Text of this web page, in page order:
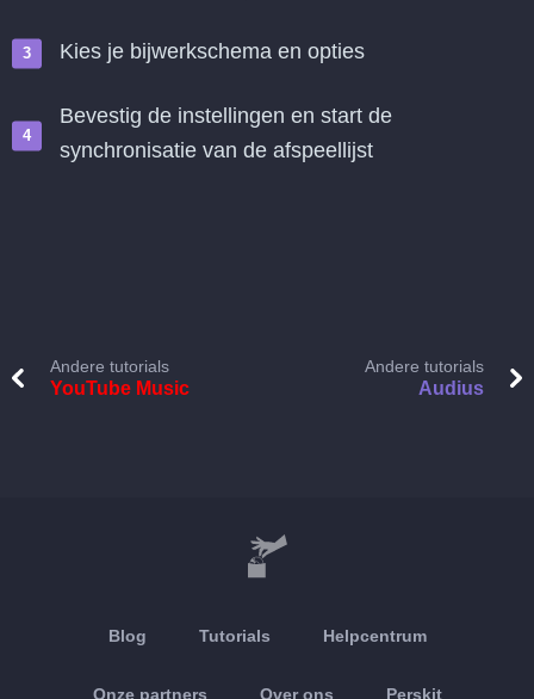
Kies je bijwerkschema en opties
Bevestig de instellingen en start de
synchronisatie van de afspeellijst
Andere tutorials
YouTube Music
Andere tutorials
Audius
Blog Tutorials Helpcentrum
Onze partners Over ons Perskit